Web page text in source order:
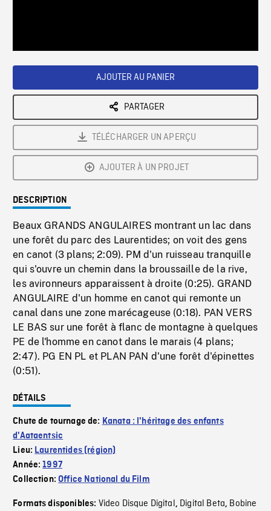
AJOUTER AU PANIER
PARTAGER
TÉLÉCHARGER UN APERÇU
AJOUTER À UN PROJET
DESCRIPTION
Beaux GRANDS ANGULAIRES montrant un lac dans
une forêt du parc des Laurentides; on voit des gens
en canot (3 plans; 2:09). PM d'un ruisseau tranquille
qui s'ouvre un chemin dans la broussaille de la rive,
les avironneurs apparaissent à droite (0:25). GRAND
ANGULAIRE d'un homme en canot qui remonte un
canal dans une zone marécageuse (0:18). PAN VERS
LE BAS sur une forêt à flanc de montagne à quelques
PE de l'homme en canot dans le marais (4 plans;
2:47). PG EN PL et PLAN PAN d'une forêt d'épinettes
(0:51).
DÉTAILS
Chute de tournage de: Kanata : l'héritage des enfants
d'Aataentsic
Lieu: Laurentides (région)
Année:1997
Collection:Office National du Film
Formats disponibles: Video Disque Digital, Digital Beta, Bobine